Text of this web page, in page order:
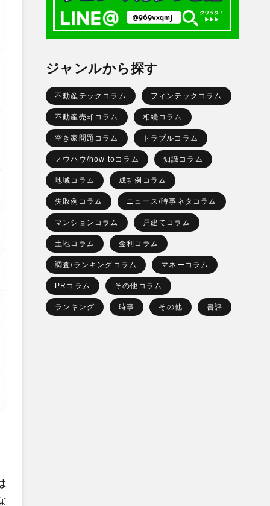
ジャンルから探す
不動産テックコラム フィンテックコラム
不動産売却コラム 相続コラム
空き家問題コラム トラブルコラム
ノウハウ/how toコラム 知識コラム
地域コラム 成功例コラム
失敗例コラム ニュース/時事ネタコラム
マンションコラム 戸建てコラム
土地コラム 金利コラム
調査/ランキングコラム マネーコラム
PRコラム その他コラム
ランキング 時事 その他 書評